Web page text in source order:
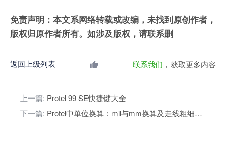
免责声明：本文系网络转载或改编，未找到原创作者，
版权归原作者所有。如涉及版权，请联系删
返回上级列表 联系我们 ，获取更多内容
上一篇: Protel 99 SE快捷键大全
下一篇:
Protel中单位换算：mil与mm换算及走线粗细设置